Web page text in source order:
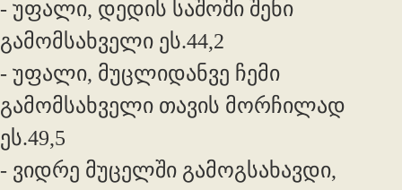
- უფალი, დედის საშოში შენი
გამომსახველი ეს.44,2
- უფალი, მუცლიდანვე ჩემი
გამომსახველი თავის მორჩილად
ეს.49,5
- ვიდრე მუცელში გამოგსახავდი,